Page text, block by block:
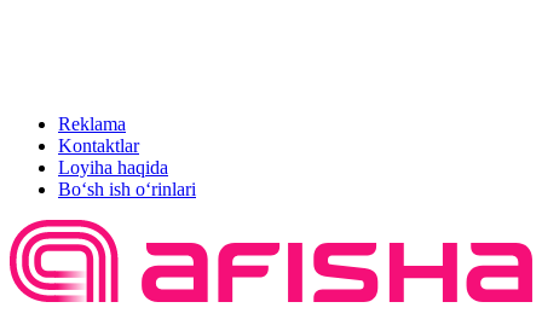
Reklama
Kontaktlar
Loyiha haqida
Bo‘sh ish o‘rinlari